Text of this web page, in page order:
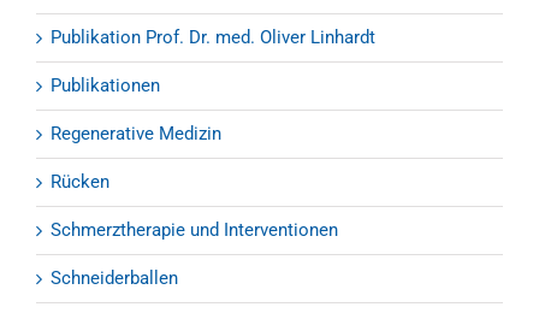
Publikation Prof. Dr. med. Oliver Linhardt
Publikationen
Regenerative Medizin
Rücken
Schmerztherapie und Interventionen
Schneiderballen